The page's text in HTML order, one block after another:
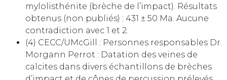
mylolisthénite (brèche de l’impact). Résultats
obtenus (non publiés) : 431 ± 50 Ma. Aucune
contradiction avec 1 et 2.
(4) CECC/UMcGill : Personnes responsables Dr.
Morgann Perrot : Datation des veines de
calcites dans divers échantillons de brèches